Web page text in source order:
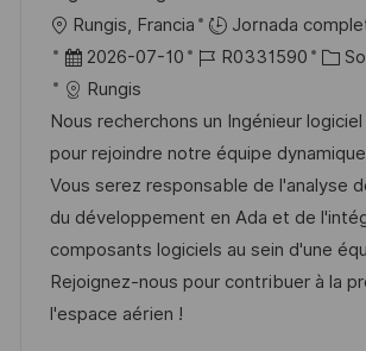
i
c
a
c
i
ó
n
U
b
c
a
c
i
ó
n
Rungis, Francia
Jornada
F
e
c
h
a
d
e
p
u
2026-07-10
I
d
e
e
m
p
l
R0331590
C
t
e
g
o
r
í
Rungis
Nous recherchons un Ingénieur
pour rejoindre notre équipe
Vous serez responsable de l'analyse
du développement en Ada et de
composants logiciels au sein d'une
Rejoignez-nous pour contribuer à la
l'espace aérien !